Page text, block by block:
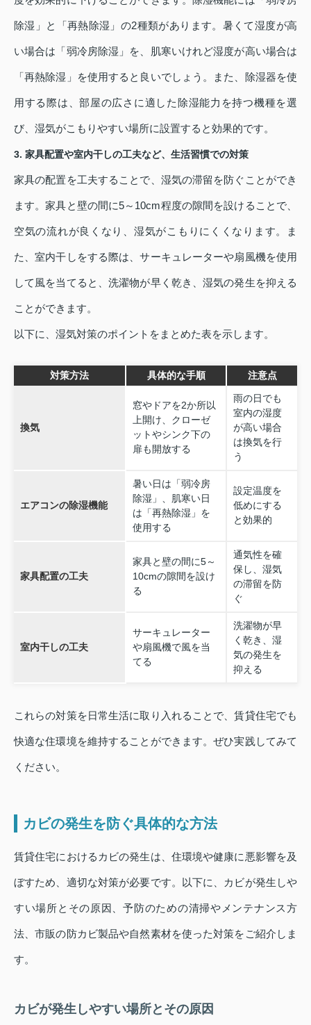
除湿」と「再熱除湿」の2種類があります。暑くて湿度が高
い場合は「弱冷房除湿」を、肌寒いけれど湿度が高い場合は
「再熱除湿」を使用すると良いでしょう。また、除湿器を使
用する際は、部屋の広さに適した除湿能力を持つ機種を選
び、湿気がこもりやすい場所に設置すると効果的です。
3. 家具配置や室内干しの工夫など、生活習慣での対策
家具の配置を工夫することで、湿気の滞留を防ぐことができ
ます。家具と壁の間に5～10cm程度の隙間を設けることで、
空気の流れが良くなり、湿気がこもりにくくなります。ま
た、室内干しをする際は、サーキュレーターや扇風機を使用
して風を当てると、洗濯物が早く乾き、湿気の発生を抑える
ことができます。
以下に、湿気対策のポイントをまとめた表を示します。
対策方法 具体的な手順 注意点
換気
窓やドアを2か所以
上開け、クローゼ
ットやシンク下の
扉も開放する
雨の日でも
室内の湿度
が高い場合
は換気を行
う
エアコンの除湿機能
暑い日は「弱冷房
除湿」、肌寒い日
は「再熱除湿」を
使用する
設定温度を
低めにする
と効果的
家具配置の工夫
家具と壁の間に5～
10cmの隙間を設け
る
通気性を確
保し、湿気
の滞留を防
ぐ
室内干しの工夫
サーキュレーター
や扇風機で風を当
てる
洗濯物が早
く乾き、湿
気の発生を
抑える
これらの対策を日常生活に取り入れることで、賃貸住宅でも
快適な住環境を維持することができます。ぜひ実践してみて
ください。
カビの発生を防ぐ具体的な方法
賃貸住宅におけるカビの発生は、住環境や健康に悪影響を及
ぼすため、適切な対策が必要です。以下に、カビが発生しや
すい場所とその原因、予防のための清掃やメンテナンス方
法、市販の防カビ製品や自然素材を使った対策をご紹介しま
す。
カビが発生しやすい場所とその原因